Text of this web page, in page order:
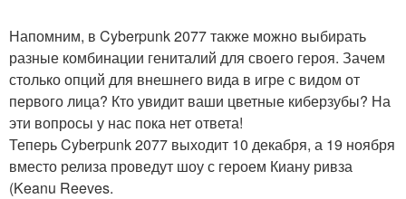
Напомним, в Cyberpunk 2077 также можно выбирать
разные комбинации гениталий для своего героя. Зачем
столько опций для внешнего вида в игре с видом от
первого лица? Кто увидит ваши цветные киберзубы? На
эти вопросы у нас пока нет ответа!
Теперь Cyberpunk 2077 выходит 10 декабря, а 19 ноября
вместо релиза проведут шоу с героем Киану ривза
(Keanu Reeves.